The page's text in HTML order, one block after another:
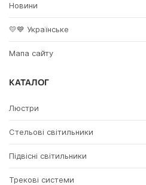
Новини
💛💙 Українське
Мапа сайту
КАТАЛОГ
Люстри
Стельові світильники
Підвісні світильники
Трекові системи